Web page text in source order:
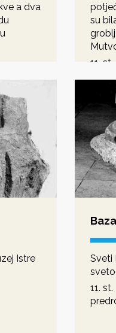
a dva
su
11. st.
Istre
Sveti
11. st.